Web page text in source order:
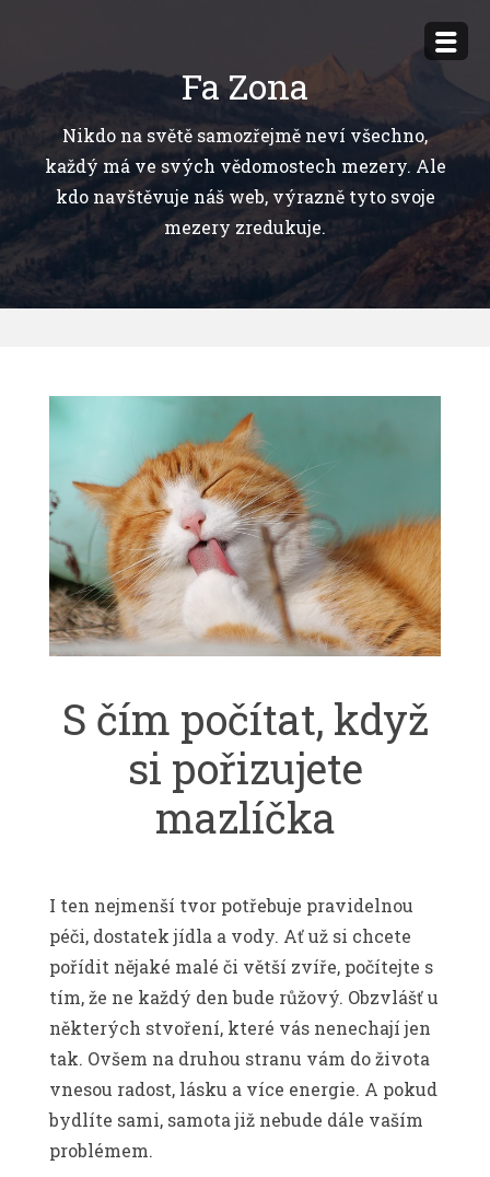
obsahu
Fa Zona
Nikdo na světě samozřejmě neví všechno,
každý má ve svých vědomostech mezery. Ale
kdo navštěvuje náš web, výrazně tyto svoje
mezery zredukuje.
S čím počítat, když
si pořizujete
mazlíčka
I ten nejmenší tvor potřebuje pravidelnou
péči, dostatek jídla a vody. Ať už si chcete
pořídit nějaké malé či větší zvíře, počítejte s
tím, že ne každý den bude růžový. Obzvlášť u
některých stvoření, které vás nenechají jen
tak. Ovšem na druhou stranu vám do života
vnesou radost, lásku a více energie. A pokud
bydlíte sami, samota již nebude dále vaším
problémem.